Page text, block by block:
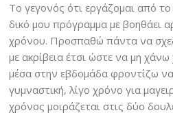
Το γεγονός ότι εργάζομαι από
δικό μου πρόγραμμα με βοηθάει
χρόνου. Προσπαθώ πάντα να
με ακρίβεια έτσι ώστε να μη
μέσα στην εβδομάδα φροντίζω
γυμναστική, λίγο χρόνο για
χρόνος μοιράζεται στις δύο